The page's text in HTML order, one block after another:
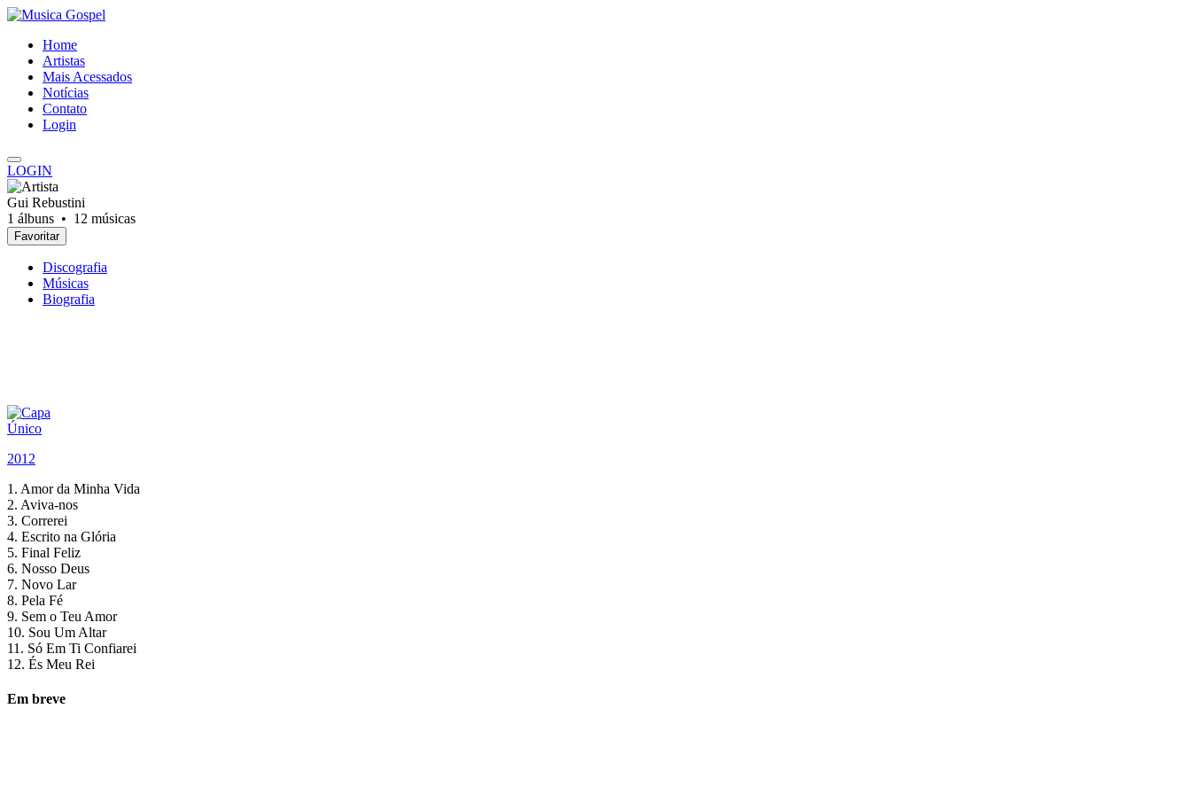
Home
Artistas
Mais Acessados
Notícias
Contato
Login
LOGIN
Gui Rebustini
1 álbuns • 12 músicas
Favoritar
Discografia
Músicas
Biografia
Único
2012
1. Amor da Minha Vida
2. Aviva-nos
3. Correrei
4. Escrito na Glória
5. Final Feliz
6. Nosso Deus
7. Novo Lar
8. Pela Fé
9. Sem o Teu Amor
10. Sou Um Altar
11. Só Em Ti Confiarei
12. És Meu Rei
Em breve